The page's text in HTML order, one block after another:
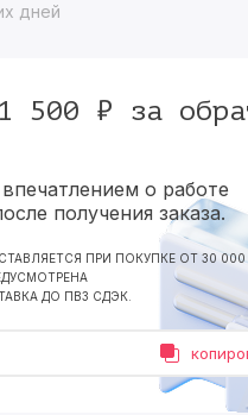
дней
500 ₽ за
о работе
получения заказа.
ПРИ ПОКУПКЕ ОТ 30 000
ДО ПВЗ СДЭК.